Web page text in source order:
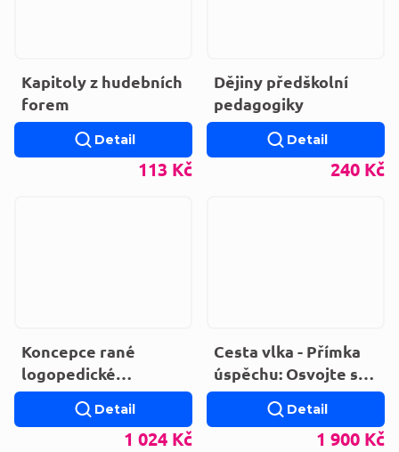
Kapitoly z hudebních
forem
113 Kč
Detail
Dějiny předškolní
pedagogiky
240 Kč
Detail
Koncepce rané
logopedické
intervence v České
republice
1 024 Kč
Detail
Cesta vlka - Přímka
úspěchu: Osvojte si
umění
přesvědčování, vlivu
1 900 Kč
Detail